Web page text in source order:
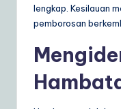
lengkap. Kesilauan
pemborosan